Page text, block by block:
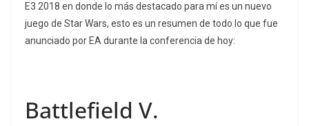
E3 2018 en donde lo más destacado para mí es un nuevo
juego de Star Wars, esto es un resumen de todo lo que fue
anunciado por EA durante la conferencia de hoy:
Battlefield V.